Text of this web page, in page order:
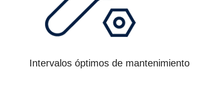
Intervalos óptimos de mantenimiento